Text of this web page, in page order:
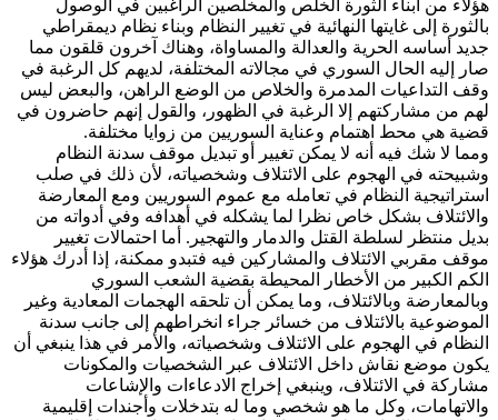
هؤلاء من أبناء الثورة الخلص والمخلصين الراغبين في الوصول
بالثورة إلى غايتها النهائية في تغيير النظام وبناء نظام ديمقراطي
جديد أساسه الحرية والعدالة والمساواة، وهناك آخرون قلقون مما
صار إليه الحال السوري في مجالاته المختلفة، لديهم كل الرغبة في
وقف التداعيات المدمرة والخلاص من الوضع الراهن، والبعض ليس
لهم من مشاركتهم إلا الرغبة في الظهور، والقول إنهم حاضرون في
قضية هي محط اهتمام وعناية السوريين من زوايا مختلفة.
ومما لا شك فيه أنه لا يمكن تغيير أو تبديل موقف سدنة النظام
وشبيحته في الهجوم على الائتلاف وشخصياته، لأن ذلك في صلب
استراتيجية النظام في تعامله مع عموم السوريين ومع المعارضة
والائتلاف بشكل خاص نظرا لما يشكله في أهدافه وفي أدواته من
بديل منتظر لسلطة القتل والدمار والتهجير. أما احتمالات تغيير
موقف مقربي الائتلاف والمشاركين فيه فتبدو ممكنة، إذا أدرك هؤلاء
الكم الكبير من الأخطار المحيطة بقضية الشعب السوري
وبالمعارضة وبالائتلاف، وما يمكن أن تلحقه الهجمات المعادية وغير
الموضوعية بالائتلاف من خسائر جراء انخراطهم إلى جانب سدنة
النظام في الهجوم على الائتلاف وشخصياته، والأمر في هذا ينبغي أن
يكون موضع نقاش داخل الائتلاف عبر الشخصيات والمكونات
مشاركة في الائتلاف، وينبغي إخراج الادعاءات والإشاعات
والاتهامات، وكل ما هو شخصي وما له بتدخلات وأجندات إقليمية